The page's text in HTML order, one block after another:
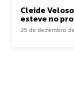
Cleide
esteve no
25 de dezembro